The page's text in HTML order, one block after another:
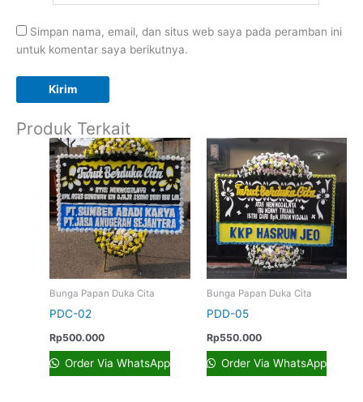
Simpan nama, email, dan situs web saya pada peramban ini
untuk komentar saya berikutnya.
Produk Terkait
Bunga Papan Duka Cita
PDC-02
Rp500.000
Order Via WhatsApp
Bunga Papan Duka Cita
PDD-05
Rp550.000
Order Via WhatsApp